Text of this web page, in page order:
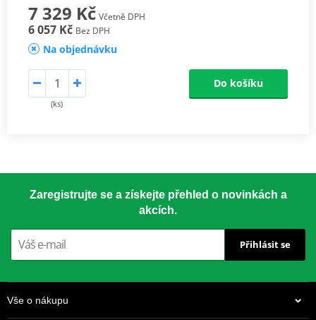
7 329 Kč Včetně DPH
6 057 Kč Bez DPH
Na objednávku
(ks)
Do košíku
Zaregistrujte se a získejte přehled o novinkách a
akcích.
Přihlásit se
Vše o nákupu